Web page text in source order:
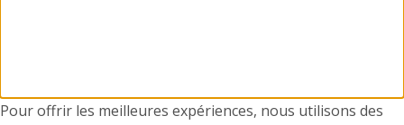
Pour offrir les meilleures expériences, nous utilisons des